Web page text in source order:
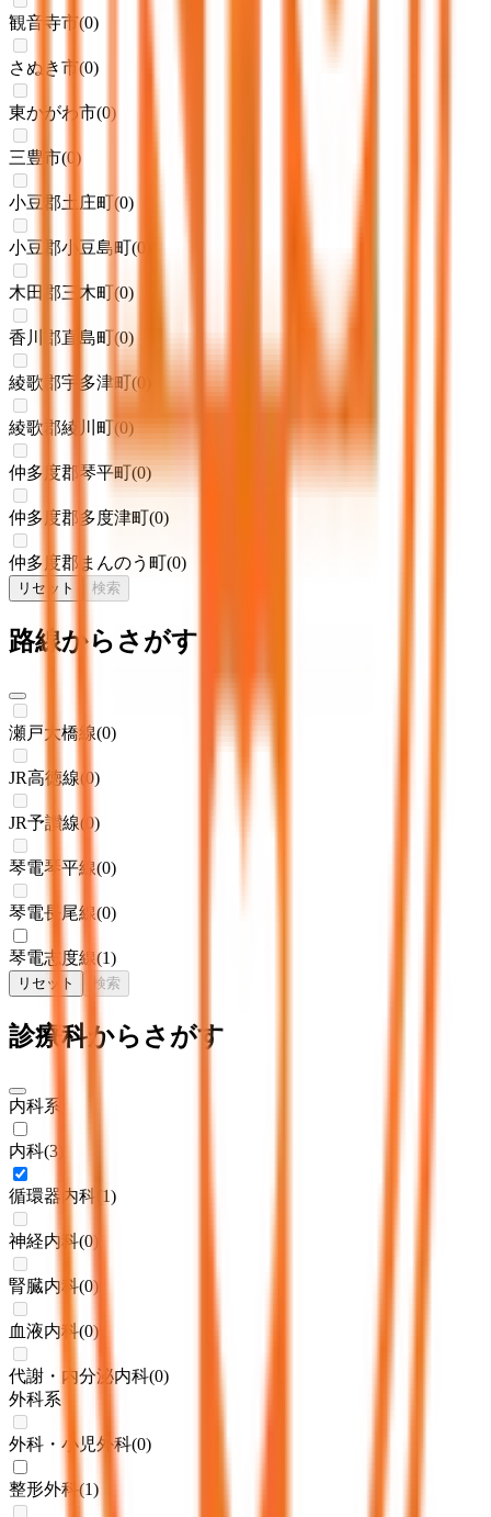
観音寺市(0)
さぬき市(0)
東かがわ市(0)
三豊市(0 )
小豆郡土庄町(0)
小豆郡小豆島町(0
木田郡三木町(0)
香川郡直島町(0)
綾歌郡宇多津町(0
綾歌郡綾川町(0)
仲多度郡琴平町(0)
仲多度郡多度津町(0)
仲多度郡まんのう町(0)
リセット 検索
路線からさがす
瀬戸大橋線(0)
JR高徳線(0)
JR予讃線( 0)
琴電琴平線(0)
琴電長尾線(0)
琴電志度線(1)
リセット 検索
診療科からさがす
内科系
内科(3
循環器内科 (1)
神経内科(0)
腎臓内科(0)
血液内科(0)
代謝・内分泌内科(0)
外科系
外科・小児外科(0)
整形外科(1)